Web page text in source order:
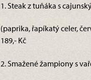
1. Steak z tuňáka s
(paprika, řapíkatý celer,
189,- Kč
2. Smažené žampiony s